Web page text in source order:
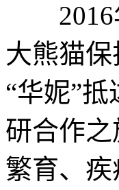
2016年
大熊猫
“华妮”
研合作
繁育、